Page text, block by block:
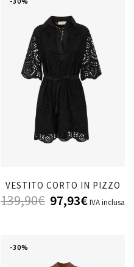
VESTITO CORTO IN PIZZO
139,90€ 97,93€IVA inclusa
-30%